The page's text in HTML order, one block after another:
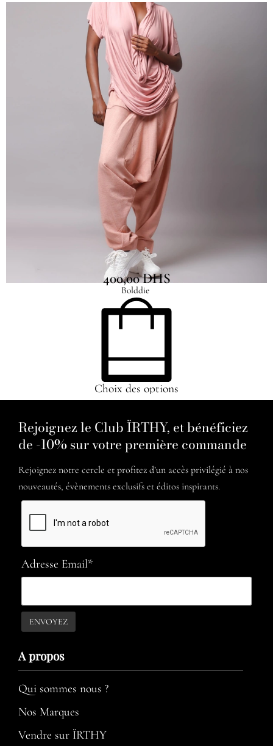
Tee-shirt Urban chic
Bolddie
400,00DHS
Choix des options
Rejoignez le Club ÏRTHY, et bénéficiez
de -10% sur votre première commande
Rejoignez notre cercle et profitez d’un accès privilégié à nos
nouveautés, évènements exclusifs et éditos inspirants.
Adresse Email*
A propos​
Qui sommes nous ?
Nos Marques
Vendre sur ÏRTHY